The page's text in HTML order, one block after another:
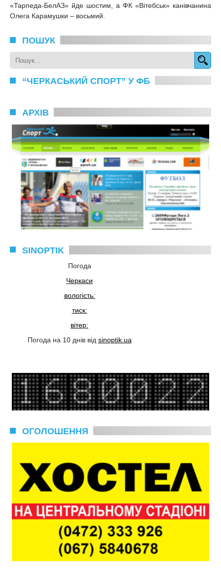
«Тарпеда-БелАЗ» йде шостим, а ФК «Вітебськ» канівчанина
Олега Карамушки – восьмий.
ПОШУК
“ЧЕРКАСЬКИЙ СПОРТ” У ФБ
АРХІВ
SINOPTIK
Погода
Черкаси
вологість:
тиск:
вітер:
Погода на 10 днів від sinoptik.ua
ОГОЛОШЕННЯ